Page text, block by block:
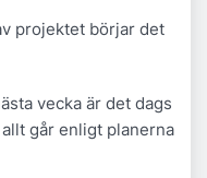
projektet börjar det
vecka är det dags
går enligt planerna